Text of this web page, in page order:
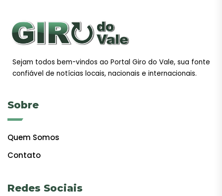
Sejam todos bem-vindos ao Portal Giro do Vale, sua fonte
confiável de notícias locais, nacionais e internacionais.
Sobre
Quem Somos
Contato
Redes Sociais